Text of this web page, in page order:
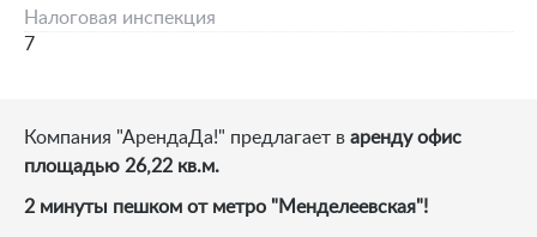
Налоговая инспекция
7
Компания "АрендаДа!" предлагает в аренду офис
площадью 26,22 кв.м.
2 минуты пешком от метро "Менделеевская"!